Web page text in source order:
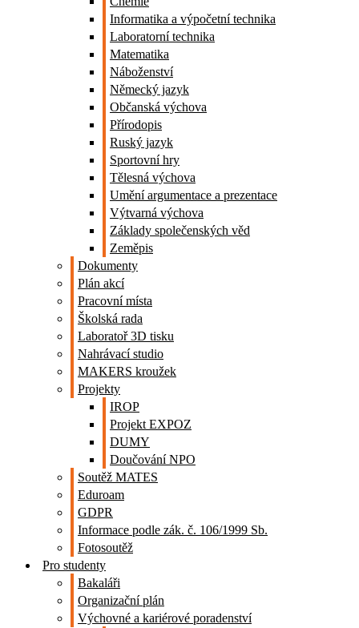
Informatika a výpočetní technika
Laboratorní technika
Matematika
Náboženství
Německý jazyk
Občanská výchova
Přírodopis
Ruský jazyk
Sportovní hry
Tělesná výchova
Umění argumentace a prezentace
Výtvarná výchova
Základy společenských věd
Zeměpis
Dokumenty
Plán akcí
Pracovní místa
Školská rada
Laboratoř 3D tisku
Nahrávací studio
MAKERS kroužek
Projekty
IROP
Projekt EXPOZ
DUMY
Doučování NPO
Soutěž MATES
Eduroam
GDPR
Informace podle zák. č. 106/1999 Sb.
Fotosoutěž
Pro studenty
Bakaláři
Organizační plán
Výchovné a kariérové poradenství